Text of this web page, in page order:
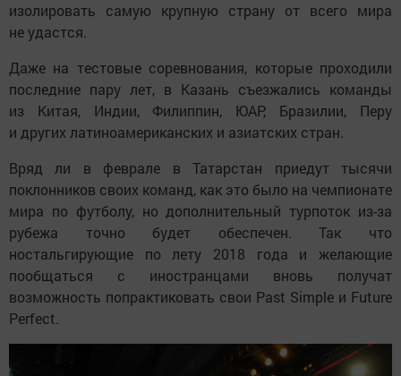
изолировать самую крупную страну от всего мира
не удастся.
Даже на тестовые соревнования, которые проходили
последние пару лет, в Казань съезжались команды
из Китая, Индии, Филиппин, ЮАР, Бразилии, Перу
и других латиноамериканских и азиатских стран.
Вряд ли в феврале в Татарстан приедут тысячи
поклонников своих команд, как это было на чемпионате
мира по футболу, но дополнительный турпоток из-за
рубежа точно будет обеспечен. Так что
ностальгирующие по лету 2018 года и желающие
пообщаться с иностранцами вновь получат
возможность попрактиковать свои Past Simple и Future
Perfect.